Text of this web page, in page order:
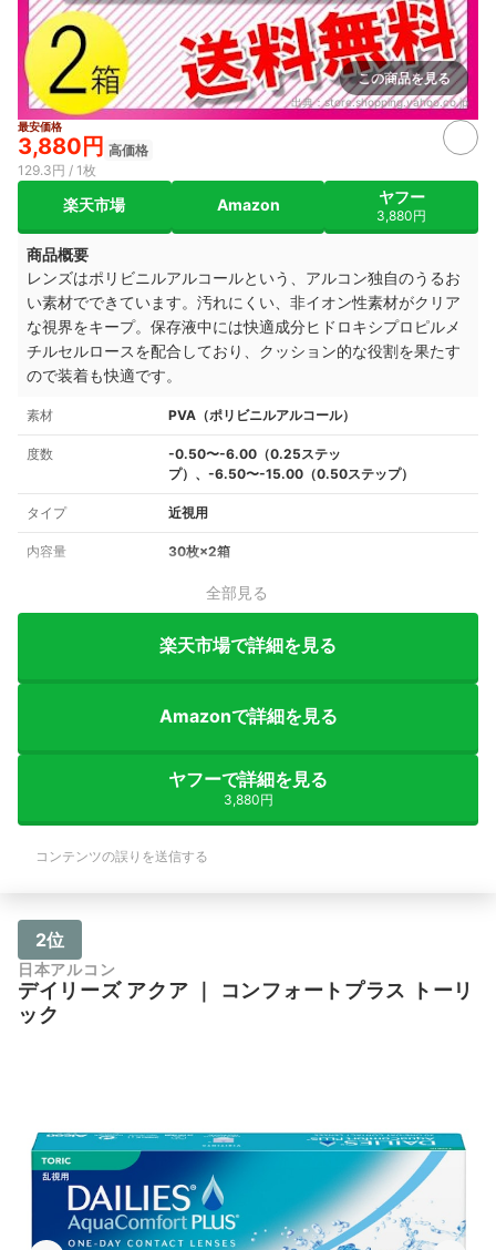
この商品を見る
出典：store.shopping.yahoo.co.jp
最安価格
3,880円 高価格
129.3円 / 1枚
楽天市場 Amazon ヤフー
3,880円
商品概要
レンズはポリビニルアルコールという、アルコン独自のうるお
い素材でできています。汚れにくい、非イオン性素材がクリア
な視界をキープ。 保存液中には快適成分ヒドロキシプロピルメ
チルセルロースを配合しており、クッション的な役割を果たす
ので装着も快適です。
素材 PVA（ポリビニルアルコール）
度数
-0.50〜-6.00（0.25ステッ
プ）、-6.50〜-15.00（0.50ステップ）
タイプ 近視用
内容量 30枚×2箱
全部見る
楽天市場で詳細を見る
Amazonで詳細を見る
ヤフーで詳細を見る
3,880円
コンテンツの誤りを送信する
2位
日本アルコン
デイリーズ アクア ｜
コンフォートプラス トーリ
ック